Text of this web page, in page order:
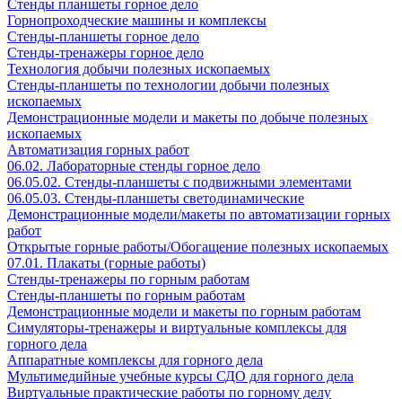
Стенды планшеты горное дело
Горнопроходческие машины и комплексы
Стенды-планшеты горное дело
Стенды-тренажеры горное дело
Технология добычи полезных ископаемых
Стенды-планшеты по технологии добычи полезных
ископаемых
Демонстрационные модели и макеты по добыче полезных
ископаемых
Автоматизация горных работ
06.02. Лабораторные стенды горное дело
06.05.02. Стенды-планшеты с подвижными элементами
06.05.03. Стенды-планшеты светодинамические
Демонстрационные модели/макеты по автоматизации горных
работ
Открытые горные работы/Обогащение полезных ископаемых
07.01. Плакаты (горные работы)
Стенды-тренажеры по горным работам
Стенды-планшеты по горным работам
Демонстрационные модели и макеты по горным работам
Симуляторы-тренажеры и виртуальные комплексы для
горного дела
Аппаратные комплексы для горного дела
Мультимедийные учебные курсы СДО для горного дела
Виртуальные практические работы по горному делу